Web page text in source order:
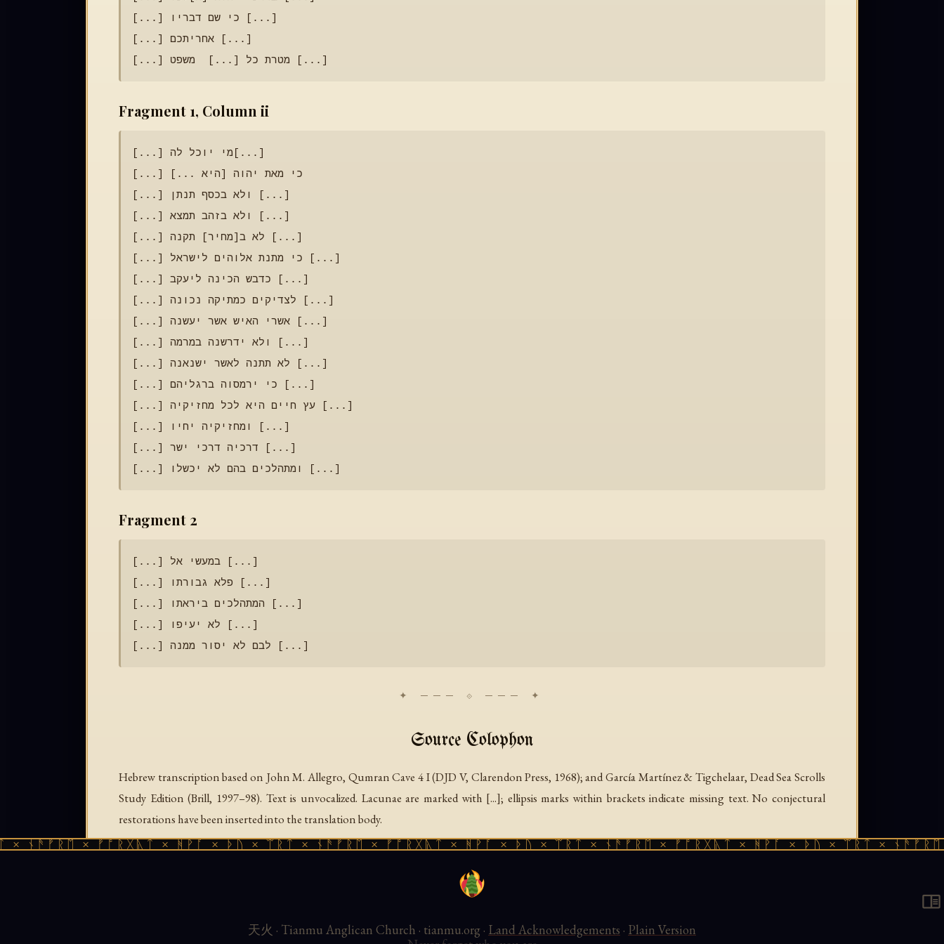
[...] כי שם דבריו [...]
[...] אחריתכם [...]
Fragment 1, Column ii
[...] מי יוכל לה[...]
[...] כי מאת יהוה [היא ...]
[...] ולא בכסף תנתן [...]
[...] ולא בזהב תמצא [...]
[...] לא ב[מחיר] תקנה [...]
[...] כי מתנת אלוהים לישראל [...]
[...] כדבש הכינה ליעקב [...]
[...] לצדיקים כמתיקה נכונה [...]
[...] אשרי האיש אשר יעשנה [...]
[...] ולא ידרשנה במרמה [...]
[...] לא תתנה לאשר ישנאנה [...]
[...] כי ירמסוה ברגליהם [...]
[...] עץ חיים היא לכל מחזיקיה [...]
[...] ומחזיקיה יחיו [...]
[...] דרכיה דרכי ישר [...]
Fragment 2
[...] במעשי אל [...]
[...] פלא גבורתו [...]
[...] המתהלכים ביראתו [...]
[...] לא יעיפו [...]
Source Colophon
Hebrew transcription based on John M. Allegro, Qumran Cave 4 I(DJD V, Clarendon Press, 1968); and García Martínez & Tigchelaar, Dead Sea Scrolls
Study Edition (Brill, 1997–98). Text is unvocalized. Lacunae are marked with [...]; ellipsis marks within brackets indicate missing text. No conjectural
restorations have been inserted into the translation body.
Instruction · Instruction — Garden of Eden (4Q423) · Meditation on Heaven and Earth (4Q459) · Meditation on Heaven and Earth (4Q459) — Source
Text · Men of Few Deeds · Mysteries · Sapiential Text (4Q419) · Sapiential Text (4Q419) — Source Text · Sapiential Work · Sapiential Work B · Wiles of the
× ᚠᚩᚱᚷᚣᛏ × ᚻᚹᚪ × ᚦᚢ × ᛠᚱᛏ × ᚾᚫᚠᚱᛖ × ᚠᚩᚱᚷᚣᛏ × ᚻᚹᚪ × ᚦᚢ × ᛠᚱᛏ × ᚾᚫᚠᚱᛖ × ᚠᚩᚱᚷᚣᛏ × ᚻᚹᚪ × ᚦᚢ × ᛠᚱᛏ ×
天火 · Tianmu Anglican Church · tianmu.org · Land Acknowledgements · Plain Version